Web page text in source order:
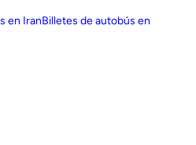
en IranBilletes de autobús en